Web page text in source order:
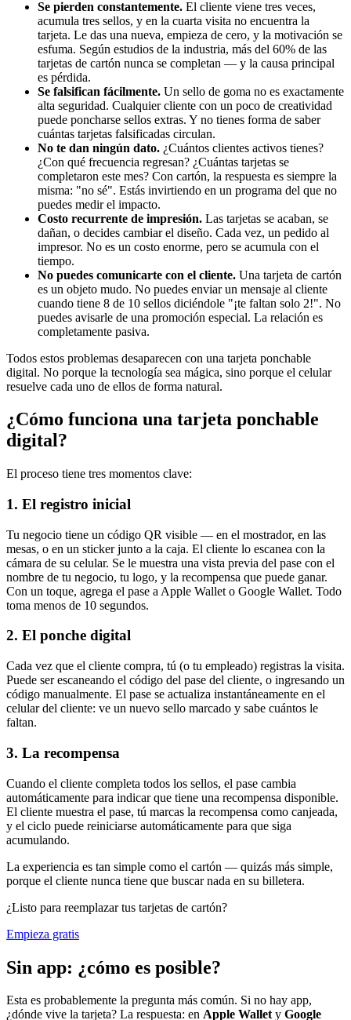
Se pierden constantemente. El cliente viene tres veces,
acumula tres sellos, y en la cuarta visita no encuentra la
tarjeta. Le das una nueva, empieza de cero, y la motivación se
esfuma. Según estudios de la industria, más del 60% de las
tarjetas de cartón nunca se completan — y la causa principal
es pérdida.
Se falsifican fácilmente. Un sello de goma no es exactamente
alta seguridad. Cualquier cliente con un poco de creatividad
puede poncharse sellos extras. Y no tienes forma de saber
cuántas tarjetas falsificadas circulan.
No te dan ningún dato. ¿Cuántos clientes activos tienes?
¿Con qué frecuencia regresan? ¿Cuántas tarjetas se
completaron este mes? Con cartón, la respuesta es siempre la
misma: "no sé". Estás invirtiendo en un programa del que no
puedes medir el impacto.
Costo recurrente de impresión. Las tarjetas se acaban, se
dañan, o decides cambiar el diseño. Cada vez, un pedido al
impresor. No es un costo enorme, pero se acumula con el
tiempo.
No puedes comunicarte con el cliente. Una tarjeta de cartón
es un objeto mudo. No puedes enviar un mensaje al cliente
cuando tiene 8 de 10 sellos diciéndole "¡te faltan solo 2!". No
puedes avisarle de una promoción especial. La relación es
completamente pasiva.
Todos estos problemas desaparecen con una tarjeta ponchable
digital. No porque la tecnología sea mágica, sino porque el celular
resuelve cada uno de ellos de forma natural.
¿Cómo funciona una tarjeta ponchable
digital?
El proceso tiene tres momentos clave:
1. El registro inicial
Tu negocio tiene un código QR visible — en el mostrador, en las
mesas, o en un sticker junto a la caja. El cliente lo escanea con la
cámara de su celular. Se le muestra una vista previa del pase con el
nombre de tu negocio, tu logo, y la recompensa que puede ganar.
Con un toque, agrega el pase a Apple Wallet o Google Wallet. Todo
toma menos de 10 segundos.
2. El ponche digital
Cada vez que el cliente compra, tú (o tu empleado) registras la visita.
Puede ser escaneando el código del pase del cliente, o ingresando un
código manualmente. El pase se actualiza instantáneamente en el
celular del cliente: ve un nuevo sello marcado y sabe cuántos le
faltan.
3. La recompensa
Cuando el cliente completa todos los sellos, el pase cambia
automáticamente para indicar que tiene una recompensa disponible.
El cliente muestra el pase, tú marcas la recompensa como canjeada,
y el ciclo puede reiniciarse automáticamente para que siga
acumulando.
La experiencia es tan simple como el cartón — quizás más simple,
porque el cliente nunca tiene que buscar nada en su billetera.
¿Listo para reemplazar tus tarjetas de cartón?
Empieza gratis
Sin app: ¿cómo es posible?
Esta es probablemente la pregunta más común. Si no hay app,
¿dónde vive la tarjeta? La respuesta: en Apple Wallety Google